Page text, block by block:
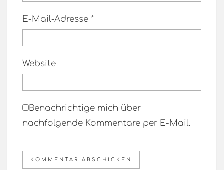
E-Mail-Adresse *
Website
Benachrichtige mich über
nachfolgende Kommentare per E-Mail.